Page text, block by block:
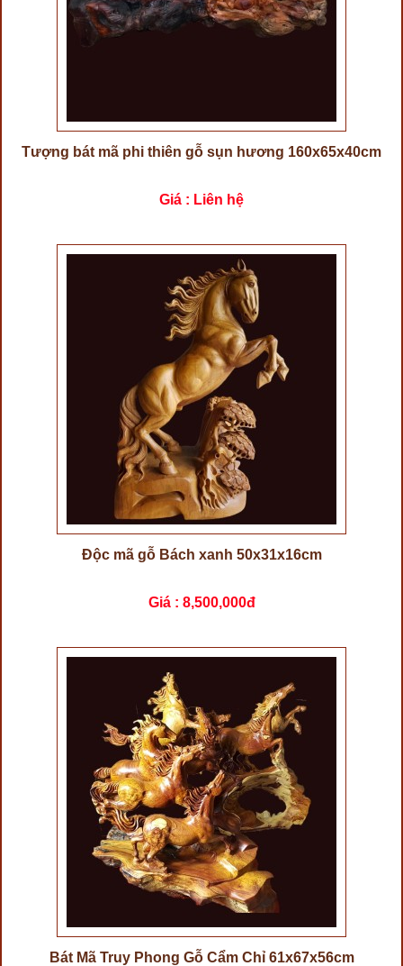
Tượng bát mã phi thiên gỗ sụn hương 160x65x40cm
Giá : Liên hệ
Độc mã gỗ Bách xanh 50x31x16cm
Giá : 8,500,000đ
Bát Mã Truy Phong Gỗ Cẩm Chỉ 61x67x56cm